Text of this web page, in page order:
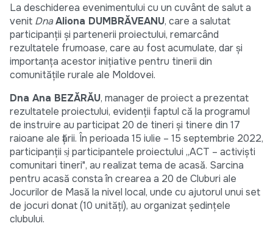
La deschiderea evenimentului cu un cuvânt de salut a
venit DnaAliona DUMBRĂVEANU, care a salutat
participanții și partenerii proiectului, remarcând
rezultatele frumoase, care au fost acumulate, dar și
importanța acestor inițiative pentru tinerii din
comunitățile rurale ale Moldovei.
Dna Ana BEZĂRĂU, manager de proiect a prezentat
rezultatele proiectului, evidenții faptul că la programul
de instruire au participat 20 de tineri și tinere din 17
raioane ale țării. În perioada 15 iulie – 15 septembrie 2022,
participanții s̗i participantele proiectului „ACT – activiști
comunitari tineri", au realizat tema de acasă. Sarcina
pentru acasă consta în crearea a 20 de Cluburi ale
Jocurilor de Masă la nivel local, unde cu ajutorul unui set
de jocuri donat (10 unități), au organizat ședințele
clubului.